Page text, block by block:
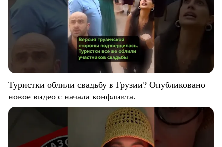
Туристки облили свадьбу в Грузии? Опубликовано
новое видео с начала конфликта.